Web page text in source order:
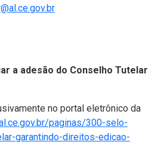
a adesão do Conselho Tutelar
no portal eletrônico da
paginas/300-selo-
garantindo-direitos-edicao-